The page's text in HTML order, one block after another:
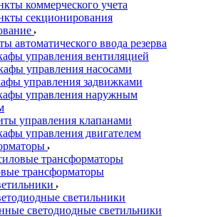
коммерческого учета
секционирования
ввода резерва
управления вентиляцией
управления насосами
управления задвижками
управления наружным
управления клапанами
управления двигателем
трансформаторы
трансформаторы
светильники
светодиодные светильники